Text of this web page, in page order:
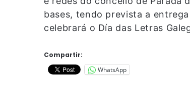
bases, tendo prevista a
celebrará o Día das Letras
Compartir:
WhatsApp